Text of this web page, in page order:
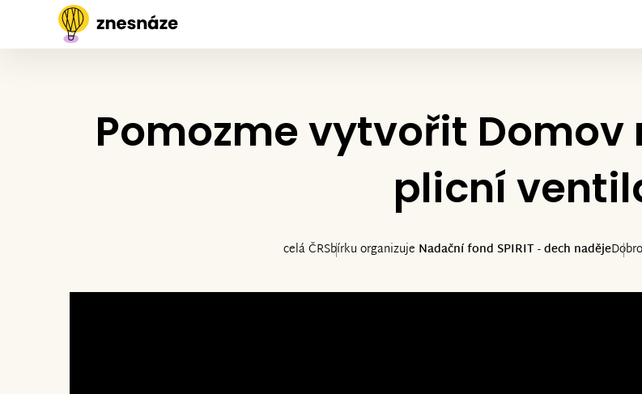
Pomozme vytvořit
plicní
celá ČRSbírku organizuje Nadační fond SPIRIT - dech naděje